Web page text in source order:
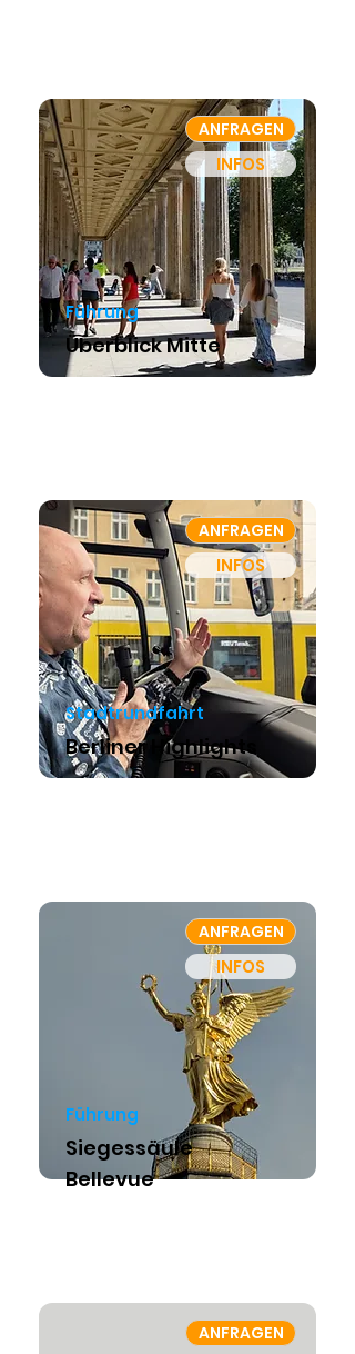
ANFRAGEN
INFOS
Führung
Überblick Mitte
ANFRAGEN
INFOS
Stadtrundfahrt
Berliner Highlights
ANFRAGEN
INFOS
Führung
Siegessäule
Bellevue
ANFRAGEN